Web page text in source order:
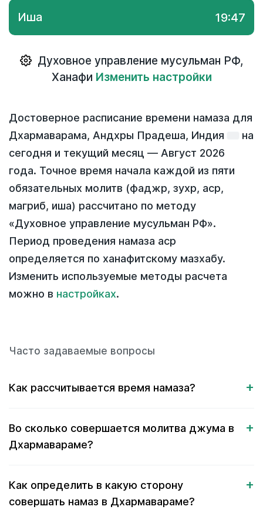
Иша 19:47
Духовное управление мусульман РФ,
Ханафи Изменить настройки
Достоверное расписание времени намаза для
Дхармаварама, Андхры Прадеша, Индия
на
сегодня и текущий месяц — Август 2026
года. Точное время начала каждой из пяти
обязательных молитв (фаджр, зухр, аср,
магриб, иша) рассчитано по методу
«Духовное управление мусульман РФ».
Период проведения намаза аср
определяется по ханафитскому мазхабу.
Изменить используемые методы расчета
можно в настройках.
Часто задаваемые вопросы
Как рассчитывается время намаза?
Во сколько совершается молитва джума в
Дхармавараме?
Как определить в какую сторону
совершать намаз в Дхармавараме?